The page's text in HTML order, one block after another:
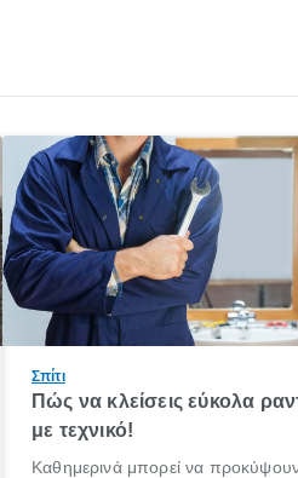
Σπίτι
Πώς να κλείσεις εύκολα
με τεχνικό!
Καθημερινά μπορεί να προκύψουν